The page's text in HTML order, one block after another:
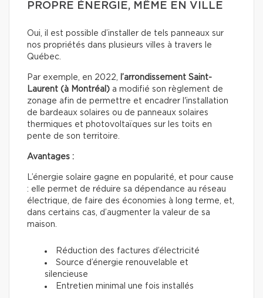
PROPRE ÉNERGIE, MÊME EN VILLE
Oui, il est possible d’installer de tels panneaux sur
nos propriétés dans plusieurs villes à travers le
Québec.
Par exemple, en 2022, l’arrondissement Saint-
Laurent (à Montréal) a modifié son règlement de
zonage afin de permettre et encadrer l'installation
de bardeaux solaires ou de panneaux solaires
thermiques et photovoltaïques sur les toits en
pente de son territoire.
Avantages :
L’énergie solaire gagne en popularité, et pour cause
: elle permet de réduire sa dépendance au réseau
électrique, de faire des économies à long terme, et,
dans certains cas, d’augmenter la valeur de sa
maison.
Réduction des factures d’électricité
Source d’énergie renouvelable et
silencieuse
Entretien minimal une fois installés